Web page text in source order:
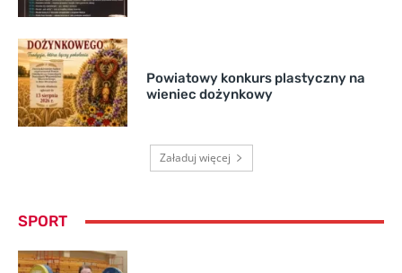
Powiatowy konkurs plastyczny na
wieniec dożynkowy
Załaduj więcej
SPORT